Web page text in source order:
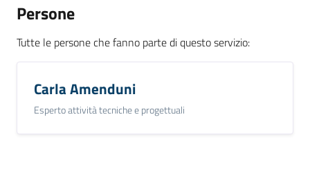
Persone
Tutte le persone che fanno parte di questo servizio:
Carla Amenduni
Esperto attività tecniche e progettuali